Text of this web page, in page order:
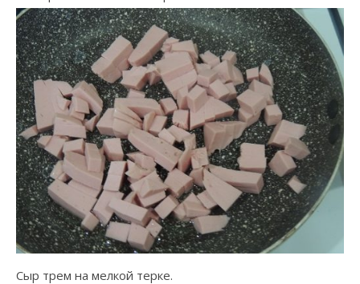
Сыр трем на мелкой терке.